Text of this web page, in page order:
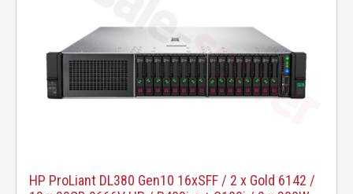
HP ProLiant DL380 Gen10 16xSFF / 2 x Gold 6142 /